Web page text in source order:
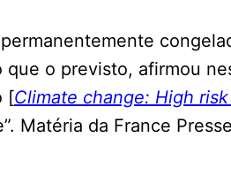
que o previsto, afirmou
[Climate change: High
Matéria da France